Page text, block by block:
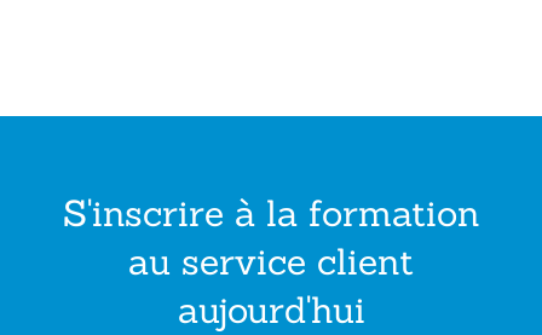
S'inscrire à la formation
au service client
aujourd'hui